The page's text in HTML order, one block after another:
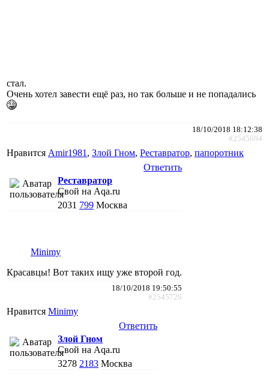
стал.
Очень хотел завести ещё раз, но так больше и не попадались
18/10/2018 18:12:38
#2545694
Нравится Amir1981 , Злой Гном, Реставратор, папоротник
Ответить
Реставратор
Свой на Aqa.ru
2031 799 Москва
Minimy
Красавцы! Вот таких ищу уже второй год.
18/10/2018 19:50:55
#2545729
Нравится Minimy
Ответить
Злой Гном
Свой на Aqa.ru
3278 2183 Москва